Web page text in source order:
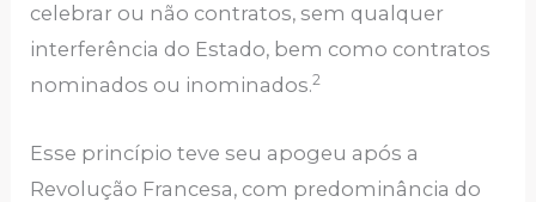
celebrar ou não contratos, sem qualquer
interferência do Estado, bem como contratos
nominados ou inominados.2
Esse princípio teve seu apogeu após a
Revolução Francesa, com predominância do